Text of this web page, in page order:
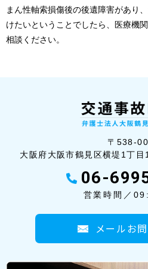
まん性軸索損傷後の後遺障害があり
けたいということでしたら、医療機
相談ください。
〒538-
大阪府大阪市鶴見区横堤1丁目
06-
営業時間／
メールお